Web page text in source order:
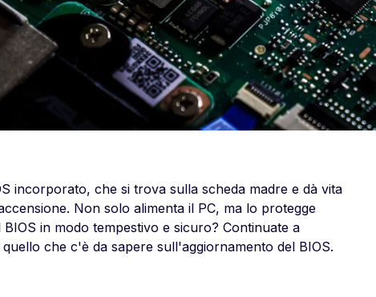
incorporato, che si trova sulla scheda madre e dà vita
Non solo alimenta il PC, ma lo protegge
in modo tempestivo e sicuro? Continuate a
che c'è da sapere sull'aggiornamento del BIOS.